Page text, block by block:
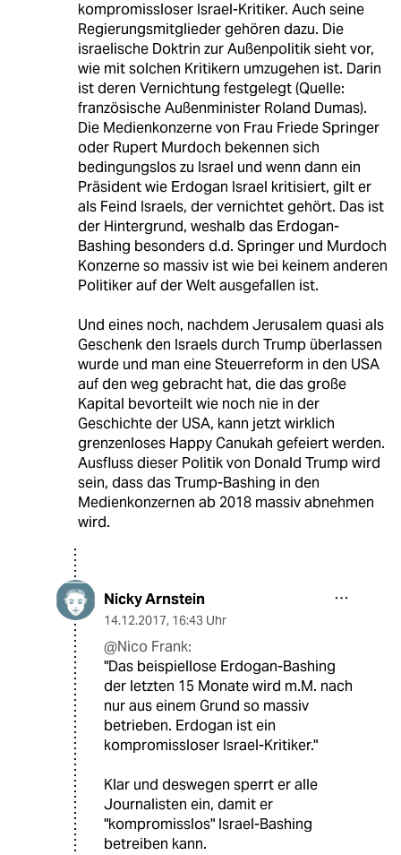
kompromissloser Israel-Kritiker. Auch seine
Regierungsmitglieder gehören dazu. Die
israelische Doktrin zur Außenpolitik sieht vor,
wie mit solchen Kritikern umzugehen ist. Darin
ist deren Vernichtung festgelegt (Quelle:
französische Außenminister Roland Dumas).
Die Medienkonzerne von Frau Friede Springer
oder Rupert Murdoch bekennen sich
bedingungslos zu Israel und wenn dann ein
Präsident wie Erdogan Israel kritisiert, gilt er
als Feind Israels, der vernichtet gehört. Das ist
der Hintergrund, weshalb das Erdogan-
Bashing besonders d.d. Springer und Murdoch
Konzerne so massiv ist wie bei keinem anderen
Politiker auf der Welt ausgefallen ist.
Und eines noch, nachdem Jerusalem quasi als
Geschenk den Israels durch Trump überlassen
wurde und man eine Steuerreform in den USA
auf den weg gebracht hat, die das große
Kapital bevorteilt wie noch nie in der
Geschichte der USA, kann jetzt wirklich
grenzenloses Happy Canukah gefeiert werden.
Ausfluss dieser Politik von Donald Trump wird
sein, dass das Trump-Bashing in den
Medienkonzernen ab 2018 massiv abnehmen
wird.
Nicky Arnstein
14.12.2017, 16:43 Uhr
@Nico Frank:
"Das beispiellose Erdogan-Bashing
der letzten 15 Monate wird m.M. nach
nur aus einem Grund so massiv
betrieben. Erdogan ist ein
kompromissloser Israel-Kritiker."
Klar und deswegen sperrt er alle
Journalisten ein, damit er
"kompromisslos" Israel-Bashing
betreiben kann.